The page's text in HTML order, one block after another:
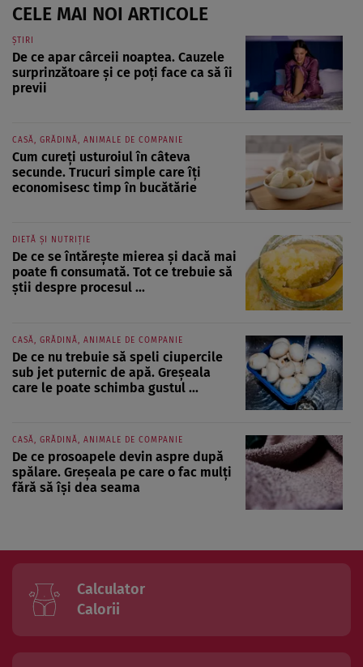
CELE MAI NOI ARTICOLE
ȘTIRI
De ce apar cârceii noaptea. Cauzele
surprinzătoare și ce poți face ca să îi
previi
CASĂ, GRĂDINĂ, ANIMALE DE COMPANIE
Cum cureți usturoiul în câteva
secunde. Trucuri simple care îți
economisesc timp în bucătărie
DIETĂ ȘI NUTRIȚIE
De ce se întărește mierea și dacă mai
poate fi consumată. Tot ce trebuie să
știi despre procesul ...
CASĂ, GRĂDINĂ, ANIMALE DE COMPANIE
De ce nu trebuie să speli ciupercile
sub jet puternic de apă. Greșeala
care le poate schimba gustul ...
CASĂ, GRĂDINĂ, ANIMALE DE COMPANIE
De ce prosoapele devin aspre după
spălare. Greșeala pe care o fac mulți
fără să își dea seama
Calculator
Calorii